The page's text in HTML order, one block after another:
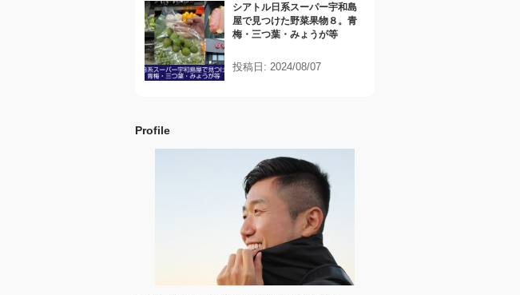
シアトル日系スーパー宇和島
屋で見つけた野菜果物８。青
梅・三つ葉・みょうが等
投稿日: 2024/08/07
Profile